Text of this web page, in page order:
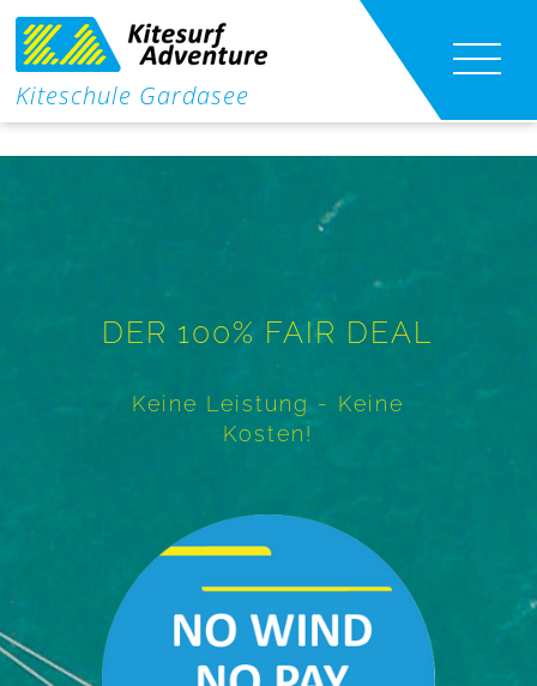
Kiteschule Gardasee
|
Kitekurse
Kitefoil Kurse
Kite-Shuttle
Kitesurfen lernen
Shop
Kontakt
DER 100% FAIR DEAL
Keine Leistung - Keine
Kosten!